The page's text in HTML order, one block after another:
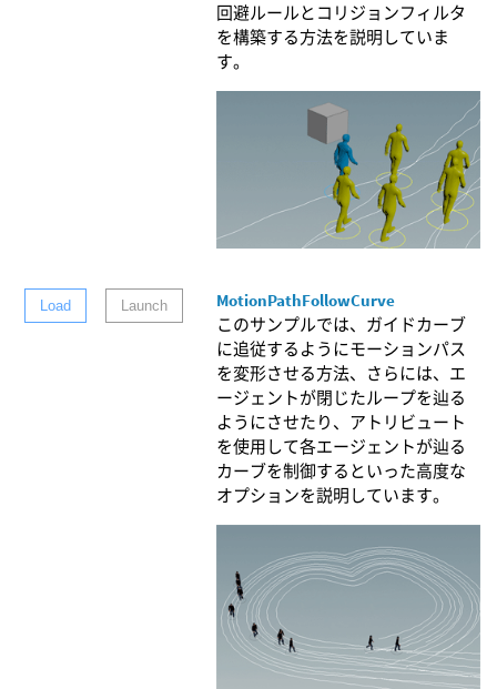
回避ルールとコリジョンフィルタ
を構築する方法を説明していま
す。
Load Launch
MotionPathFollowCurve
このサンプルでは、ガイドカーブ
に追従するようにモーションパス
を変形させる方法、さらには、エ
ージェントが閉じたループを辿る
ようにさせたり、アトリビュート
を使用して各エージェントが辿る
カーブを制御するといった高度な
オプションを説明しています。